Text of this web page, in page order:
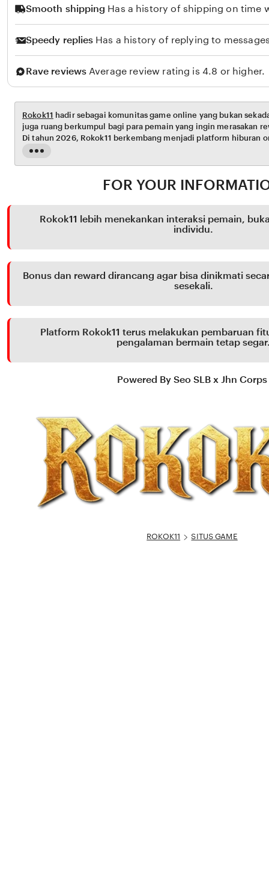
H
E
G
A
R
Smooth shipping Has a history of shipping on time
Speedy replies Has a history of replying to
Rave reviews Average review rating is 4.8 or higher.
Read
the
Rokok11 hadir sebagai komunitas game online yang bukan
juga ruang berkumpul bagi para pemain yang ingin merasakan
Di tahun 2026, Rokok11 berkembang menjadi platform hiburan
sistem bonus harian, event komunitas, dan mekanisme reward
FOR YOUR
Rokok11 lebih menekankan interaksi pemain,
individu.
Bonus dan reward dirancang agar bisa dinikmati
sesekali.
Platform Rokok11 terus melakukan pembaruan
pengalaman bermain tetap
Powered By Seo SLB x Jhn Corps
ROKOK11 SITUS GAME